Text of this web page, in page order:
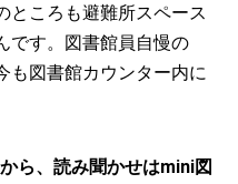
ところも避難所スペース
です。図書館員自慢の
も図書館カウンター内に
ら、読み聞かせはmini図